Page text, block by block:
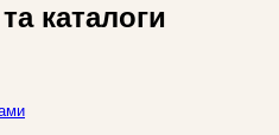
каталоги